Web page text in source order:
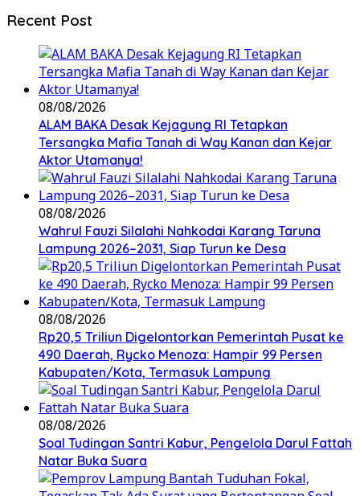
Recent Post
08/08/2026
ALAM BAKA Desak Kejagung RI Tetapkan
Tersangka Mafia Tanah di Way Kanan dan Kejar
Aktor Utamanya!
08/08/2026
Wahrul Fauzi Silalahi Nahkodai Karang Taruna
Lampung 2026–2031, Siap Turun ke Desa
08/08/2026
Rp20,5 Triliun Digelontorkan Pemerintah Pusat ke
490 Daerah, Rycko Menoza: Hampir 99 Persen
Kabupaten/Kota, Termasuk Lampung
08/08/2026
Soal Tudingan Santri Kabur, Pengelola Darul Fattah
Natar Buka Suara